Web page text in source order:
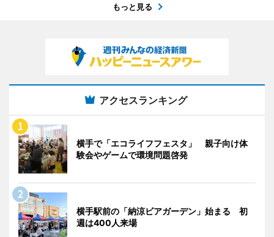
もっと見る
アクセスランキング
横手で「エコライフフェスタ」 親子向け体
験会やゲームで環境問題啓発
横手駅前の「納涼ビアガーデン」始まる 初
週は400人来場